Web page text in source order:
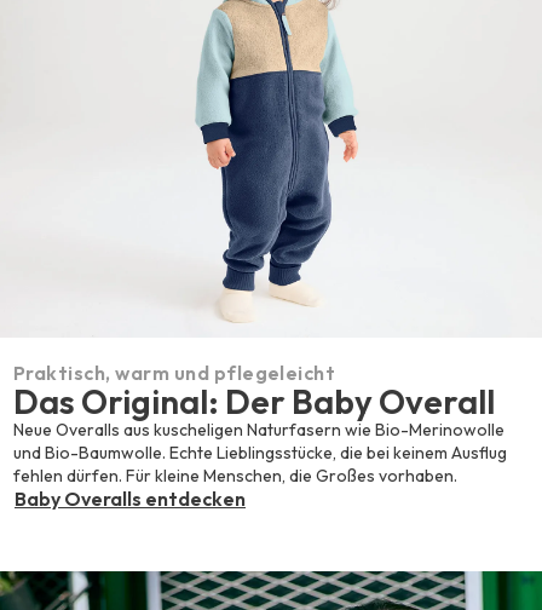
Praktisch, warm und pflegeleicht
Das Original: Der Baby Overall
Neue Overalls aus kuscheligen Naturfasern wie Bio-Merinowolle
und Bio-Baumwolle. Echte Lieblingsstücke, die bei keinem Ausflug
fehlen dürfen. Für kleine Menschen, die Großes vorhaben.
Baby Overalls entdecken